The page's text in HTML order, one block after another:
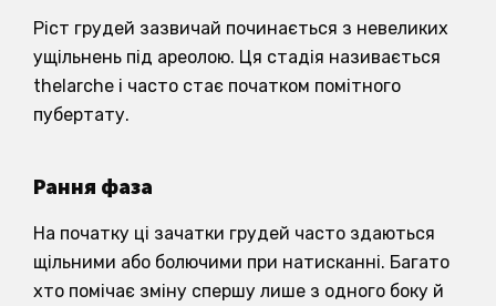
Ріст грудей зазвичай починається з невеликих
ущільнень під ареолою. Ця стадія називається
thelarche і часто стає початком помітного
пубертату.
Рання фаза
На початку ці зачатки грудей часто здаються
щільними або болючими при натисканні. Багато
хто помічає зміну спершу лише з одного боку й